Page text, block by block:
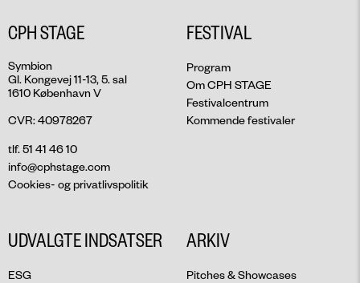
CPH STAGE
Symbion
Gl. Kongevej 11-13, 5. sal
1610 København V
CVR: 40978267
tlf. 51 41 46 10
info@cphstage.com
Cookies- og privatlivspolitik
FESTIVAL
Program
Om CPH STAGE
Festivalcentrum
Kommende festivaler
UDVALGTE INDSATSER
ESG
ARKIV
Pitches & Showcases